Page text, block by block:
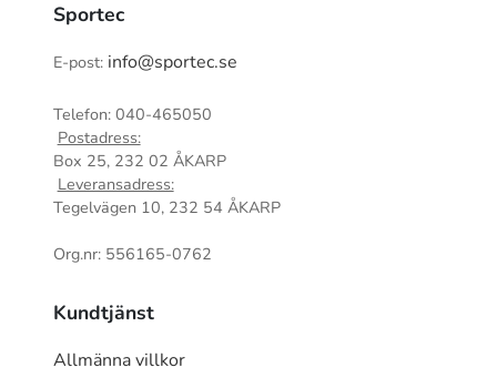
Sportec
E-post: info@sportec.se
Telefon: 040-465050
Postadress:
Box 25, 232 02 ÅKARP
Leveransadress:
Tegelvägen 10, 232 54 ÅKARP
Org.nr: 556165-0762
Kundtjänst
Allmänna villkor